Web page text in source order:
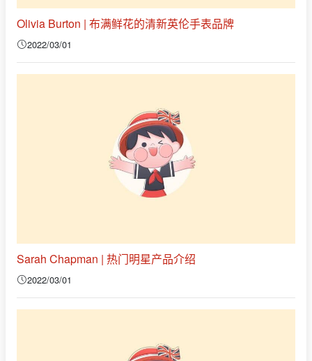
Olivia Burton | 布满鲜花的清新英伦手表品牌
2022/03/01
Sarah Chapman | 热门明星产品介绍
2022/03/01